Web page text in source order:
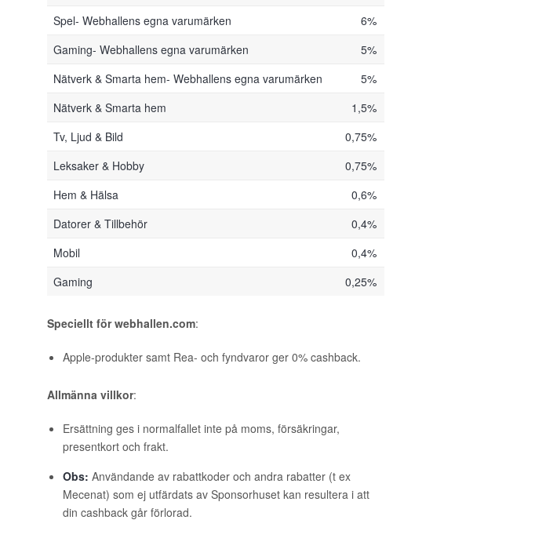
Spel- Webhallens egna varumärken
6%
Gaming- Webhallens egna varumärken
5%
Nätverk & Smarta hem- Webhallens egna varumärken
5%
Nätverk & Smarta hem
1,5%
Tv, Ljud & Bild
0,75%
Leksaker & Hobby
0,75%
Hem & Hälsa
0,6%
Datorer & Tillbehör
0,4%
Mobil
0,4%
Gaming
0,25%
Speciellt för webhallen.com:
Apple-produkter samt Rea- och fyndvaror ger 0% cashback.
Allmänna villkor:
Ersättning ges i normalfallet inte på moms, försäkringar,
presentkort och frakt.
Obs: Användande av rabattkoder och andra rabatter (t ex
Mecenat) som ej utfärdats av Sponsorhuset kan resultera i att
din cashback går förlorad.